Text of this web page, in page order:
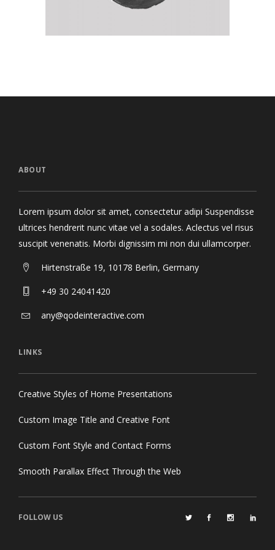
ABOUT
Lorem ipsum dolor sit amet, consectetur adipi Suspendisse
ultrices hendrerit nunc vitae vel a sodales. Aclectus vel risus
suscipit venenatis. Morbi dignissim mi non dui ullamcorper.
Hirtenstraße 19, 10178 Berlin, Germany
+49 30 24041420
any@qodeinteractive.com
LINKS
Creative Styles of Home Presentations
Custom Image Title and Creative Font
Custom Font Style and Contact Forms
Smooth Parallax Effect Through the Web
FOLLOW US